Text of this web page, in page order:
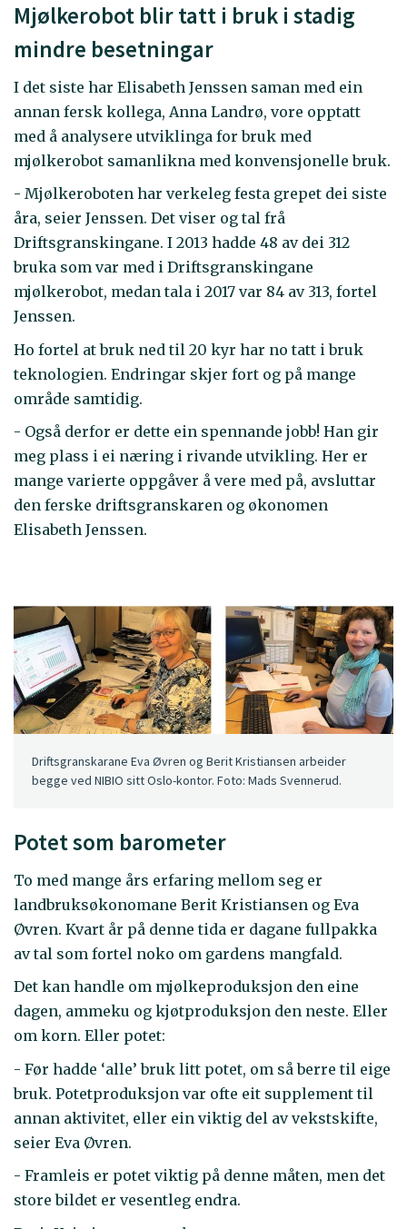
Mjølkerobot blir tatt i bruk i stadig
mindre besetningar
I det siste har Elisabeth Jenssen saman med ein
annan fersk kollega, Anna Landrø, vore opptatt
med å analysere utviklinga for bruk med
mjølkerobot samanlikna med konvensjonelle bruk.
- Mjølkeroboten har verkeleg festa grepet dei siste
åra, seier Jenssen. Det viser og tal frå
Driftsgranskingane. I 2013 hadde 48 av dei 312
bruka som var med i Driftsgranskingane
mjølkerobot, medan tala i 2017 var 84 av 313, fortel
Jenssen.
Ho fortel at bruk ned til 20 kyr har no tatt i bruk
teknologien. Endringar skjer fort og på mange
område samtidig.
- Også derfor er dette ein spennande jobb! Han gir
meg plass i ei næring i rivande utvikling. Her er
mange varierte oppgåver å vere med på, avsluttar
den ferske driftsgranskaren og økonomen
Elisabeth Jenssen.
Driftsgranskarane Eva Øvren og Berit Kristiansen arbeider
begge ved NIBIO sitt Oslo-kontor. Foto: Mads Svennerud.
Potet som barometer
To med mange års erfaring mellom seg er
landbruksøkonomane Berit Kristiansen og Eva
Øvren. Kvart år på denne tida er dagane fullpakka
av tal som fortel noko om gardens mangfald.
Det kan handle om mjølkeproduksjon den eine
dagen, ammeku og kjøtproduksjon den neste. Eller
om korn. Eller potet:
- Før hadde ‘alle’ bruk litt potet, om så berre til eige
bruk. Potetproduksjon var ofte eit supplement til
annan aktivitet, eller ein viktig del av vekstskifte,
seier Eva Øvren.
- Framleis er potet viktig på denne måten, men det
store bildet er vesentleg endra.